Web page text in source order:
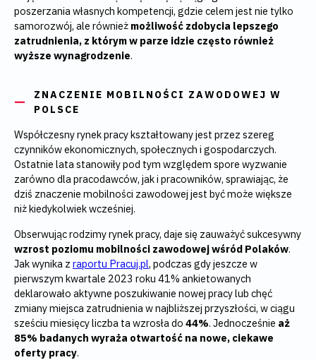
poszerzania własnych kompetencji, gdzie celem jest nie tylko
samorozwój, ale również możliwość zdobycia lepszego
zatrudnienia, z którym w parze idzie często również
wyższe wynagrodzenie.
ZNACZENIE MOBILNOŚCI ZAWODOWEJ W
POLSCE
Współczesny rynek pracy kształtowany jest przez szereg
czynników ekonomicznych, społecznych i gospodarczych.
Ostatnie lata stanowiły pod tym względem spore wyzwanie
zarówno dla pracodawców, jak i pracowników, sprawiając, że
dziś znaczenie mobilności zawodowej jest być może większe
niż kiedykolwiek wcześniej.
Obserwując rodzimy rynek pracy, daje się zauważyć sukcesywny
wzrost poziomu mobilności zawodowej wśród Polaków.
Jak wynika z raportu Pracuj.pl, podczas gdy jeszcze w
pierwszym kwartale 2023 roku 41% ankietowanych
deklarowało aktywne poszukiwanie nowej pracy lub chęć
zmiany miejsca zatrudnienia w najbliższej przyszłości, w ciągu
sześciu miesięcy liczba ta wzrosła do 44%. Jednocześnie aż
85% badanych wyraża otwartość na nowe, ciekawe
oferty pracy.